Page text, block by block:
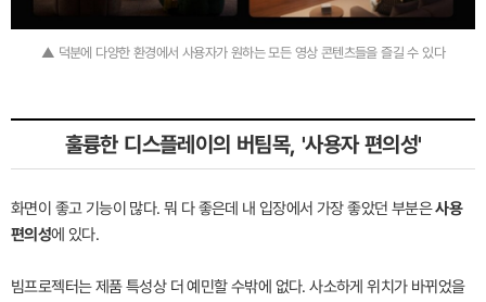
▲ 덕분에 다양한 환경에서 사용자가 원하는 모든 영상 콘텐츠들을 즐길 수 있다
훌륭한 디스플레이의 버팀목, '사용자 편의성'
화면이 좋고 기능이 많다. 뭐 다 좋은데 내 입장에서 가장 좋았던 부분은사용
편의성에 있다.
빔프로젝터는 제품 특성상 더 예민할 수밖에 없다. 사소하게 위치가 바뀌었을